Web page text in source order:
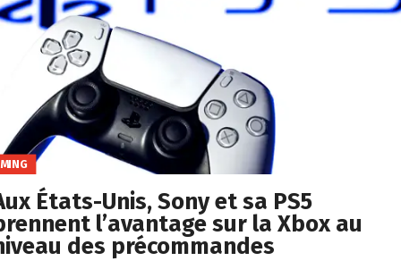
États-Unis, Sony et sa PS5
l’avantage sur la Xbox au
des précommandes